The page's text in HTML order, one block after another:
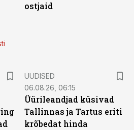
ostjaid
UUDISED
06.08.26, 06:15
Üürileandjad küsivad
Tallinnas ja Tartus eriti
krõbedat hinda